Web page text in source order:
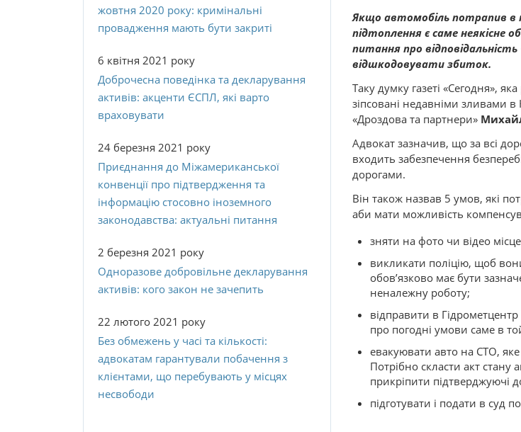
жовтня 2020 року: кримінальні
провадження мають бути закриті
6 квітня 2021 року
Доброчесна поведінка та декларування
активів: акценти ЄСПЛ, які варто
враховувати
24 березня 2021 року
Приєднання до Міжамериканської
конвенції про підтвердження та
інформацію стосовно іноземного
законодавства: актуальні питання
2 березня 2021 року
Одноразове добровільне декларування
активів: кого закон не зачепить
22 лютого 2021 року
Без обмежень у часі та кількості:
адвокатам гарантували побачення з
клієнтами, що перебувають у місцях
несвободи
Якщо автомобіль потрапив в
підтоплення є саме неякісне
питання про відповідальність
відшкодовувати збиток.
Таку думку газеті «Сегодня»,
зіпсовані недавніми зливами
«Дроздова та партнери»
Адвокат зазначив, що за всі
входить забезпечення
дорогами.
Він також назвав 5 умов, які
аби мати можливість
зняти на фото чи відео
викликати поліцію, щоб
обов’язково має бути
неналежну роботу;
відправити в
про погодні умови саме в
евакуювати авто на СТО,
Потрібно скласти акт стану
прикріпити підтверджуючі
підготувати і подати в суд